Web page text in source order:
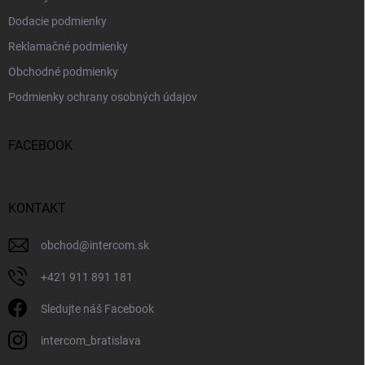
Dodacie podmienky
Reklamačné podmienky
Obchodné podmienky
Podmienky ochrany osobných údajov
FACEBOOK
KONTAKT
obchod@intercom.sk
+421 911 891 181
Sledujte náš Facebook
intercom_bratislava